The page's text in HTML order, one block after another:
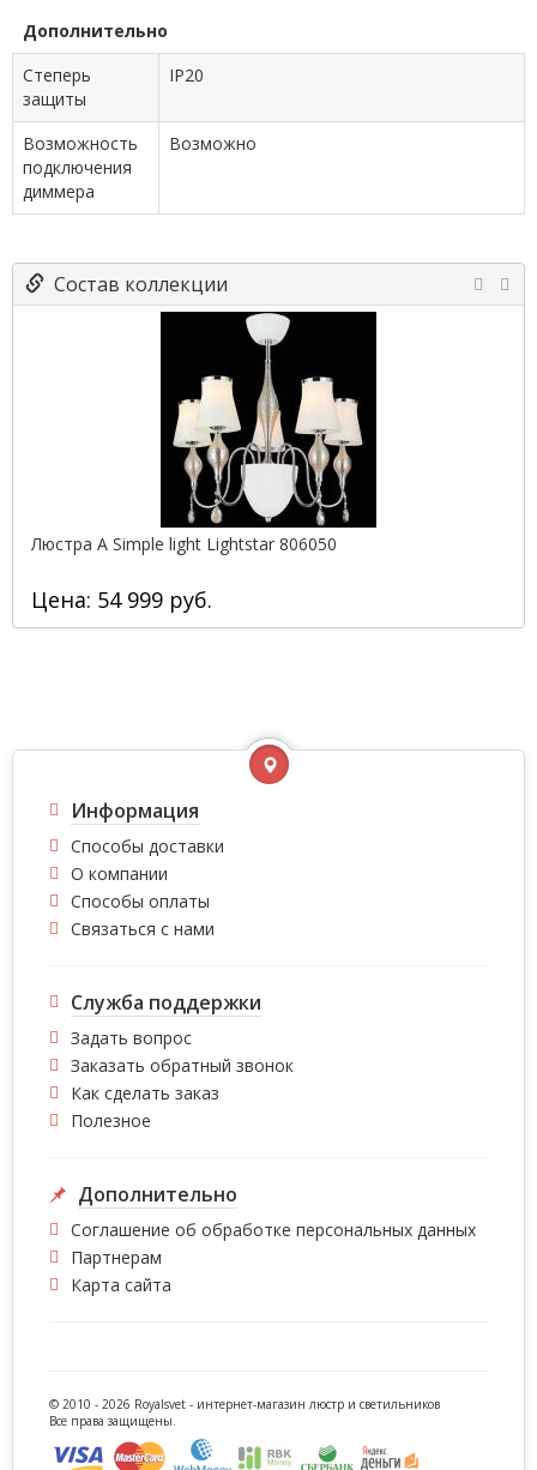
Дополнительно
Степерь
защиты
IP20
Возможность
подключения
диммера
Возможно
Состав коллекции
Люстра A Simple light Lightstar 806050
Цена: 54 999 руб.
Информация
Способы доставки
О компании
Способы оплаты
Связаться с нами
Служба поддержки
Задать вопрос
Заказать обратный звонок
Как сделать заказ
Полезное
Дополнительно
Соглашение об обработке персональных данных
Партнерам
Карта сайта
© 2010 - 2026 Royalsvet - интернет-магазин люстр и светильников
Все права защищены.